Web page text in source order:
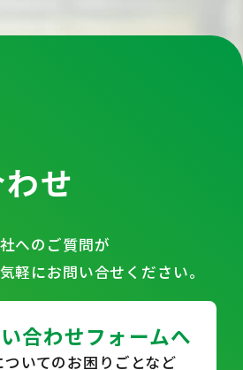
せ
へのご質問が
軽にお問い合せください。
合わせフォームへ
ついてのお困りごとなど